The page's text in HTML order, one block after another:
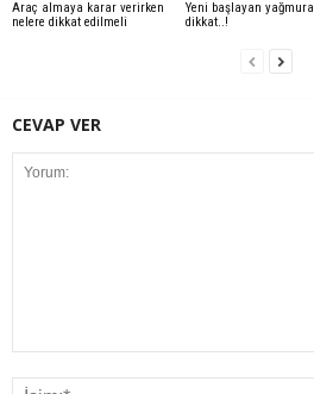
Araç almaya karar verirken
nelere dikkat edilmeli
Yeni başlayan yağmura
dikkat..!
CEVAP VER